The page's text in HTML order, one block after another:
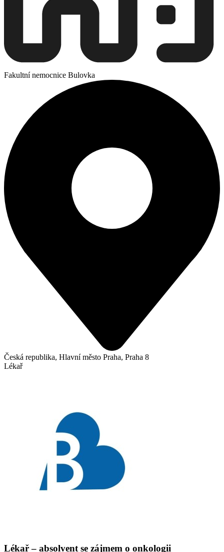
Fakultní nemocnice Bulovka
Česká republika, Hlavní město Praha, Praha 8
Lékař
Lékař – absolvent se zájmem o onkologii